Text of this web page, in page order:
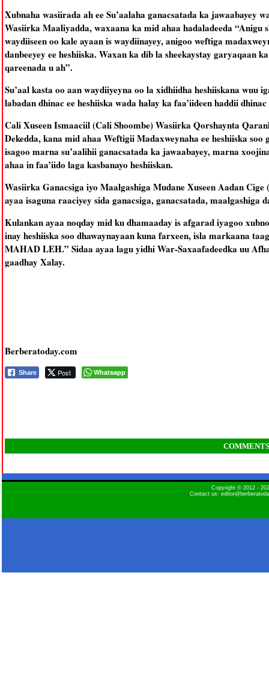
Xubnaha wasiirada ah ee Su’aalaha ganacsatada ka jawaabayey
Wasiirka Maaliyadda, waxaana ka mid ahaa hadaladeeda “Anigu
waydiiseen oo kale ayaan is waydiinayey, anigoo weftiga
danbeeyey ee heshiiska. Waxan ka dib la sheekaystay garyaqaan
qareenada u ah”.
Su’aal kasta oo aan waydiiyeyna oo la xidhiidha heshiiskana wuu
labadan dhinac ee heshiiska wada halay ka faa’iideen haddii
Cali Xuseen Ismaaciil (Cali Shoombe) Wasiirka Qorshaynta
Dekedda, kana mid ahaa Weftigii Madaxweynaha ee heshiiska
isagoo marna su’aalihii ganacsatada ka jawaabayey, marna
ahaa in faa’iido laga kasbanayo heshiiskan.
Wasiirka Ganacsiga iyo Maalgashiga Mudane Xuseen Aadan
ayaa isaguna raaciyey sida ganacsiga, ganacsatada, maalgashiga
Kulankan ayaa noqday mid ku dhamaaday is afgarad iyagoo
inay heshiiska soo dhawaynayaan kuna farxeen, isla markaana
MAHAD LEH.” Sidaa ayaa lagu yidhi War-Saxaafadeedka uu
gaadhay Xalay.
Berberatoday.com
Share Post Whatsapp
COMMENTS
Copyright © 2012 -
Contact us: